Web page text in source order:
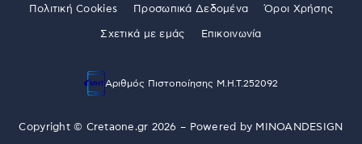
Πολιτική Cookies Προσωπικά Δεδομένα Όροι Χρήσης
Σχετικά με εμάς Επικοινωνία
Αριθμός Πιστοποίησης Μ.Η.Τ.252092
Copyright © Cretaone.gr 2026 – Powered by MINOANDESIGN